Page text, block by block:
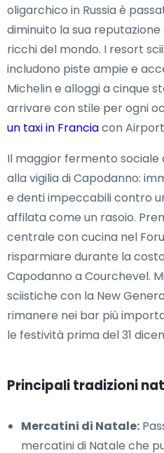
oligarchico in Russia è
diminuito la sua
ricchi del mondo. I resort
includono piste ampie e
Michelin e alloggi a cinque
arrivare con stile per ogni
un taxi in Franciacon
Il maggior fermento sociale
alla vigilia di Capodanno:
e denti impeccabili contro
affilata come un rasoio.
centrale con cucina nel
risparmiare durante la
Capodanno a Courchevel.
sciistiche con la New
rimanere nei bar più
le festività prima del 31
Principali tradizioni
Mercatini di Natale:
mercatini di Natale che